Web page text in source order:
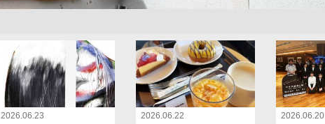
2026.06.23
2026.06.22
2026.06.20